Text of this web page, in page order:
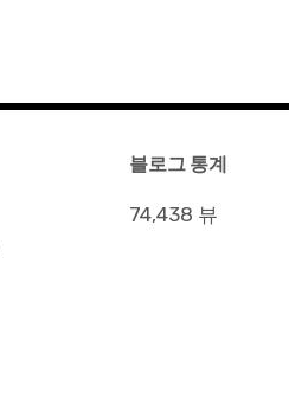
블로그 통계
74,438 뷰